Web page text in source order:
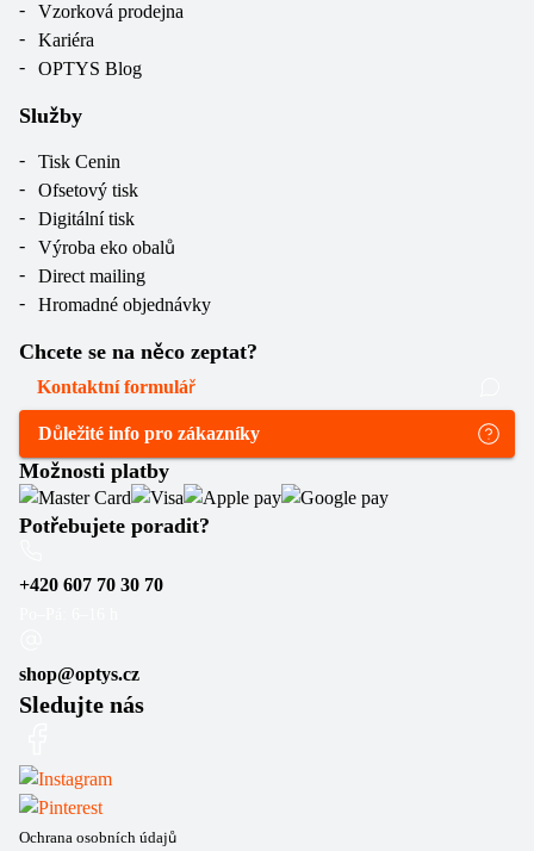
Vzorková prodejna
Kariéra
OPTYS Blog
Služby
Tisk Cenin
Ofsetový tisk
Digitální tisk
Výroba eko obalů
Direct mailing
Hromadné objednávky
Chcete se na něco zeptat?
Kontaktní formulář
Důležité info pro zákazníky
Možnosti platby
Potřebujete poradit?
+420 607 70 30 70
shop@optys.cz
Sledujte nás
Ochrana osobních údajů